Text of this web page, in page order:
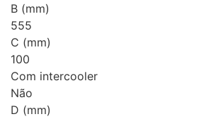
B (mm)
555
C (mm)
100
Com intercooler
Não
D (mm)